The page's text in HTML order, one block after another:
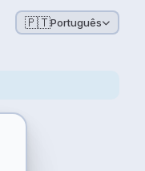
🇵🇹Português